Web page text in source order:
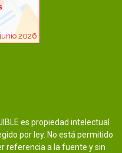
es propiedad intelectual
por ley. No está permitido
referencia a la fuente y sin